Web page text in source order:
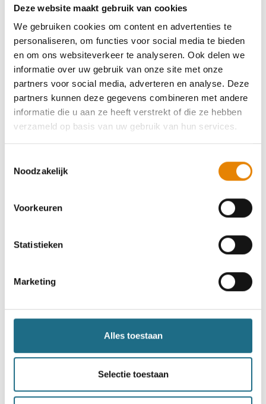
Deze website maakt gebruik van cookies
We gebruiken cookies om content en advertenties te
personaliseren, om functies voor social media te bieden
en om ons websiteverkeer te analyseren. Ook delen we
informatie over uw gebruik van onze site met onze
partners voor social media, adverteren en analyse. Deze
partners kunnen deze gegevens combineren met andere
informatie die u aan ze heeft verstrekt of die ze hebben
verzameld op basis van uw gebruik van hun services.
Noodzakelijk
Voorkeuren
Statistieken
Marketing
Alles toestaan
Selectie toestaan
en dus sterkere botstructuren. Finaal heeft wandelen
op blote voeten een gunstig effect op je
bloedcirculatie en je zenuwstelsel. Het is zelfs
wetenschappelijk bewezen dat direct contact tussen
de huid en de grond zorgt voor een gelukkiger gevoel
en minder stress.”
Extra tips voor gelukkige voeten
Hou zeker ook rekening met onderstaande tips om je
voeten gezond en gelukkig te houden.
Investeer in kwalitatieve wandelschoenen.
Check je voeten geregeld, soms voel je bepaalde
verzorging.